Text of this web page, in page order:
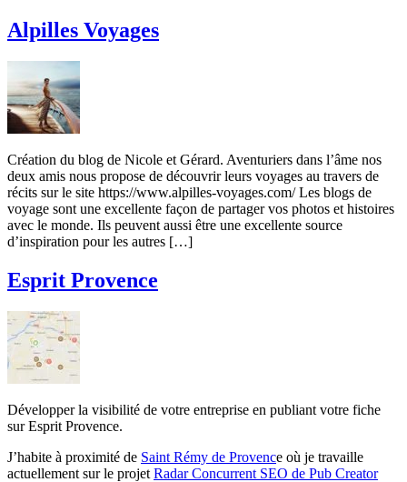
Alpilles Voyages
Création du blog de Nicole et Gérard. Aventuriers dans l’âme nos
deux amis nous propose de découvrir leurs voyages au travers de
récits sur le site https://www.alpilles-voyages.com/ Les blogs de
voyage sont une excellente façon de partager vos photos et histoires
avec le monde. Ils peuvent aussi être une excellente source
d’inspiration pour les autres […]
Esprit Provence
Développer la visibilité de votre entreprise en publiant votre fiche
sur Esprit Provence.
J’habite à proximité de Saint Rémy de Provence où je travaille
actuellement sur le projet Radar Concurrent SEO de Pub Creator